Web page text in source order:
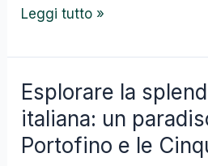
Leggi tutto »
Esplorare la
italiana: un
Portofino e le
Esplorare
la
splendida
Riviera